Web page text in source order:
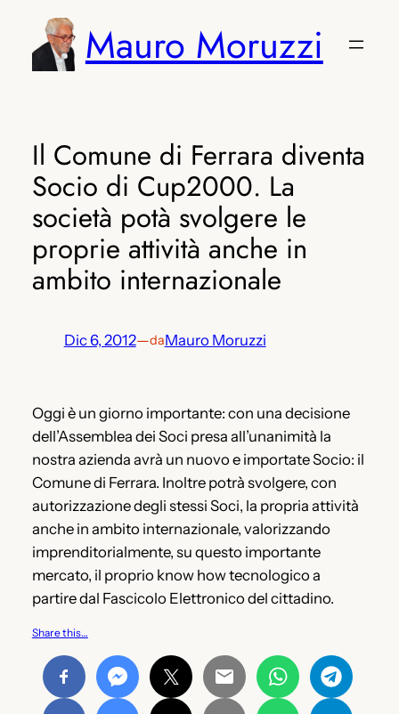
contenuto
Mauro Moruzzi
Il Comune di Ferrara diventa
Socio di Cup2000. La
società potà svolgere le
proprie attività anche in
ambito internazionale
Dic 6, 2012—daMauro Moruzzi
Oggi è un giorno importante: con una decisione
dell’Assemblea dei Soci presa all’unanimità la
nostra azienda avrà un nuovo e importate Socio: il
Comune di Ferrara. Inoltre potrà svolgere, con
autorizzazione degli stessi Soci, la propria attività
anche in ambito internazionale, valorizzando
imprenditorialmente, su questo importante
mercato, il proprio know how tecnologico a
partire dal Fascicolo Elettronico del cittadino.
Share this…